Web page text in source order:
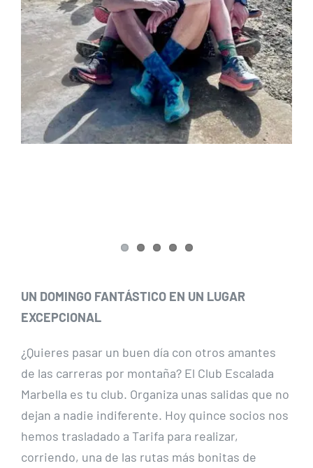
UN DOMINGO FANTÁSTICO EN UN LUGAR
EXCEPCIONAL
¿Quieres pasar un buen día con otros amantes
de las carreras por montaña? El Club Escalada
Marbella es tu club. Organiza unas salidas que no
dejan a nadie indiferente. Hoy quince socios nos
hemos trasladado a Tarifa para realizar,
corriendo, una de las rutas más bonitas de